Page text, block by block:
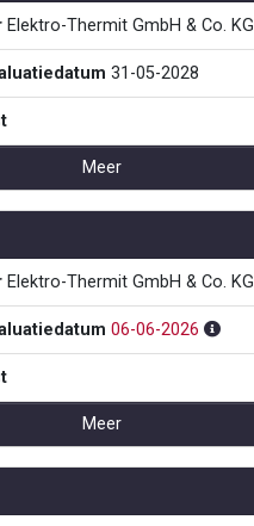
Elektro-Thermit GmbH & Co. KG
31-05-2028
Meer
Elektro-Thermit GmbH & Co. KG
06-06-2026
Meer